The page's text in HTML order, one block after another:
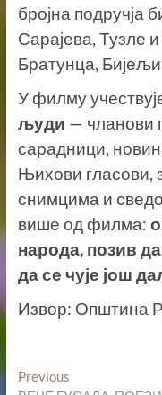
бројна подручја
Сарајева, Тузле
Братунца,
У филму
људи — чланови
сарадници,
Њихови гласови,
снимцима и
више од филма:
народа, позив
да се чује још
Извор: Општина
Кретање
PreviousPrevious